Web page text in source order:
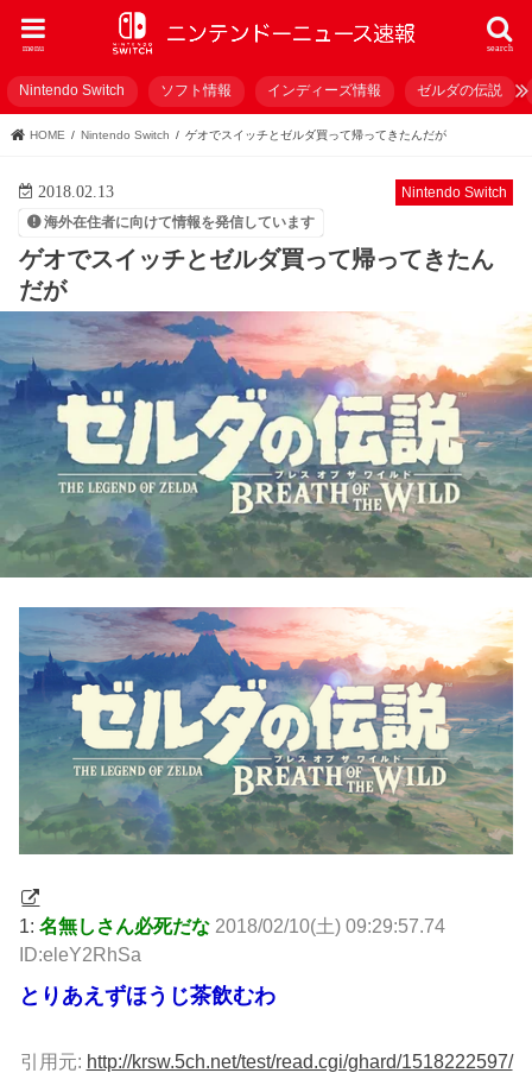
search
menu
Nintendo Switch ソフト情報 インディーズ情報 ゼルダの伝説
HOME Nintendo Switch ゲオでスイッチとゼルダ買って帰ってきたんだが
Nintendo Switch
2018.02.13
海外在住者に向けて情報を発信しています
ゲオでスイッチとゼルダ買って帰ってきたん
だが
1:名無しさん必死だな 2018/02/10(土) 09:29:57.74
ID:eleY2RhSa
とりあえずほうじ茶飲むわ
引用元: http://krsw.5ch.net/test/read.cgi/ghard/1518222597/